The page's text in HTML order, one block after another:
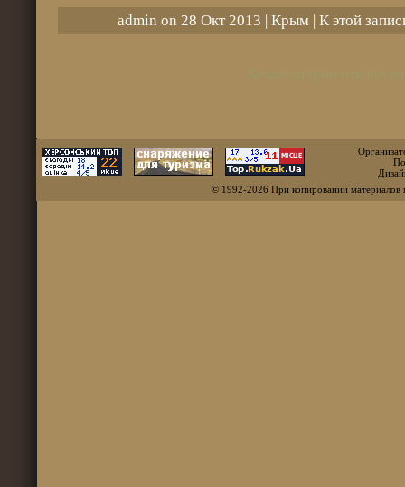
admin on 28 Окт 2013 | Крым| К этой
© 1992-2026 При копировании материалов